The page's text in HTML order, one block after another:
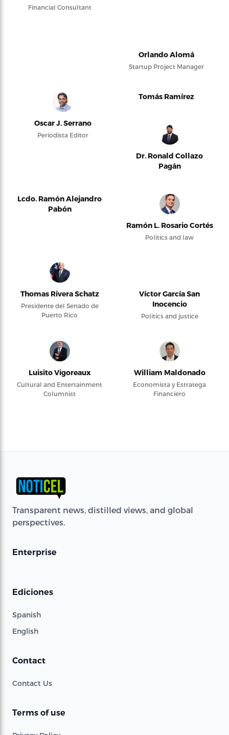
Financial Consultant
Orlando Alomá
Startup Project Manager
Oscar J. Serrano
Periodista Editor
Tomás Ramírez
Dr. Ronald Collazo
Pagán
Lcdo. Ramón Alejandro
Pabón
Ramón L. Rosario Cortés
Politics and law
Thomas Rivera Schatz
Presidente del Senado de
Puerto Rico
Víctor García San
Inocencio
Politics and justice
Luisito Vigoreaux
Cultural and Entertainment
Columnist
William Maldonado
Economista y Estratega
Financiero
Transparent news, distilled views, and global
perspectives.
Enterprise
Ediciones
Spanish
English
Contact
Contact Us
Terms of use